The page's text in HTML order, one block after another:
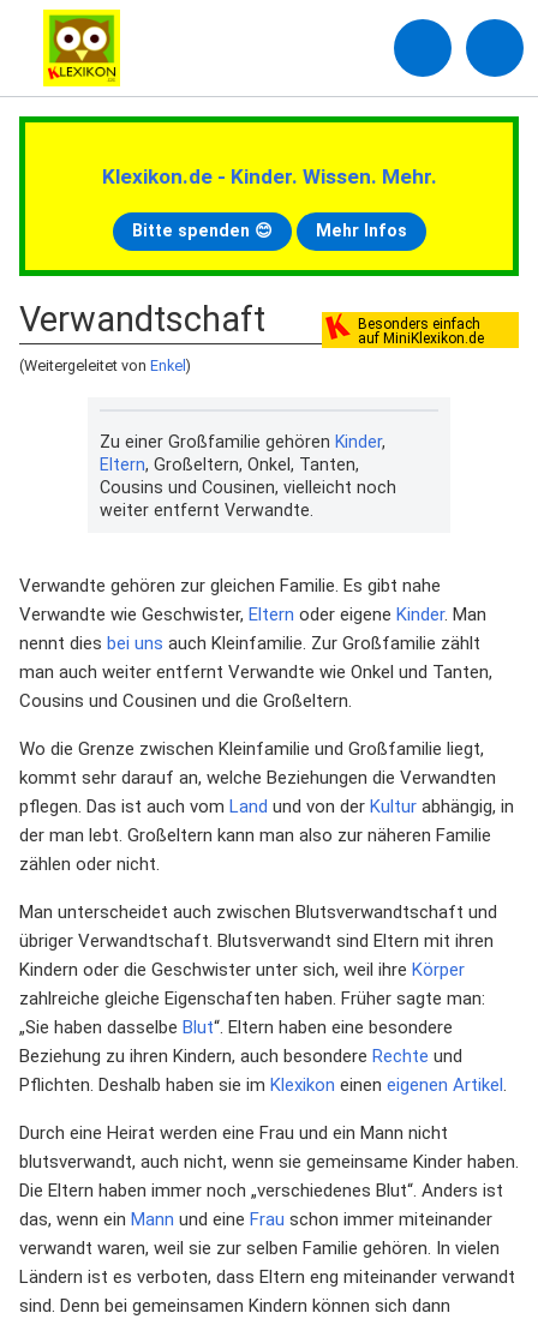
Klexikon.de - Kinder. Wissen. Mehr.
Bitte spenden 😊 Mehr Infos
Besonders einfach
auf MiniKlexikon.de
Verwandtschaft
(Weitergeleitet von Enkel )
Zu einer Großfamilie gehören Kinder,
Eltern, Großeltern, Onkel, Tanten,
Cousins und Cousinen, vielleicht noch
weiter entfernt Verwandte.
Verwandte gehören zur gleichen Familie. Es gibt nahe
Verwandte wie Geschwister, Eltern oder eigene Kinder. Man
nennt dies bei uns auch Kleinfamilie. Zur Großfamilie zählt
man auch weiter entfernt Verwandte wie Onkel und Tanten,
Cousins und Cousinen und die Großeltern.
Wo die Grenze zwischen Kleinfamilie und Großfamilie liegt,
kommt sehr darauf an, welche Beziehungen die Verwandten
pflegen. Das ist auch vom Land und von der Kultur abhängig, in
der man lebt. Großeltern kann man also zur näheren Familie
zählen oder nicht.
Man unterscheidet auch zwischen Blutsverwandtschaft und
übriger Verwandtschaft. Blutsverwandt sind Eltern mit ihren
Kindern oder die Geschwister unter sich, weil ihre Körper
zahlreiche gleiche Eigenschaften haben. Früher sagte man:
„Sie haben dasselbe Blut“. Eltern haben eine besondere
Beziehung zu ihren Kindern, auch besondere Rechte und
Pflichten. Deshalb haben sie im Klexikon einen eigenen Artikel.
Durch eine Heirat werden eine Frau und ein Mann nicht
blutsverwandt, auch nicht, wenn sie gemeinsame Kinder haben.
Die Eltern haben immer noch „verschiedenes Blut“. Anders ist
das, wenn ein Mann und eine Frau schon immer miteinander
verwandt waren, weil sie zur selben Familie gehören. In vielen
Ländern ist es verboten, dass Eltern eng miteinander verwandt
sind. Denn bei gemeinsamen Kindern können sich dann